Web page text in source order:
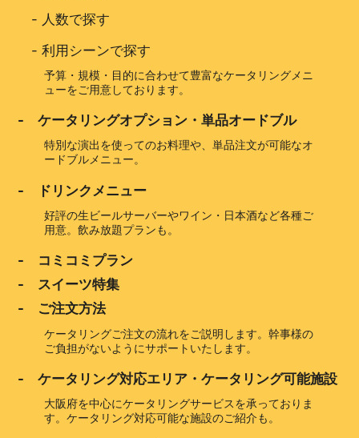
- 人数で探す
-利用シーンで探す
予算・規模・目的に合わせて豊富なケータリングメニ
ューをご用意しております。
- ケータリングオプション・単品オードブル
特別な演出を使ってのお料理や、単品注文が可能なオ
ードブルメニュー。
- ドリンクメニュー
好評の生ビールサーバーやワイン・日本酒など各種ご
用意。飲み放題プランも。
- コミコミプラン
- スイーツ特集
- ご注文方法
ケータリングご注文の流れをご説明します。幹事様の
ご負担がないようにサポートいたします。
- ケータリング対応エリア・ケータリング可能施設
大阪府を中心にケータリングサービスを承っておりま
す。ケータリング対応可能な施設のご紹介も。